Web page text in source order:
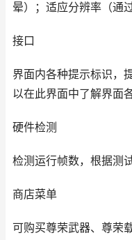
晕）；适应分辨率（通
接口
界面内各种提示标识，
以在此界面中了解界面
硬件检测
检测运行帧数，根据测
商店菜单
可购买尊荣武器、尊荣